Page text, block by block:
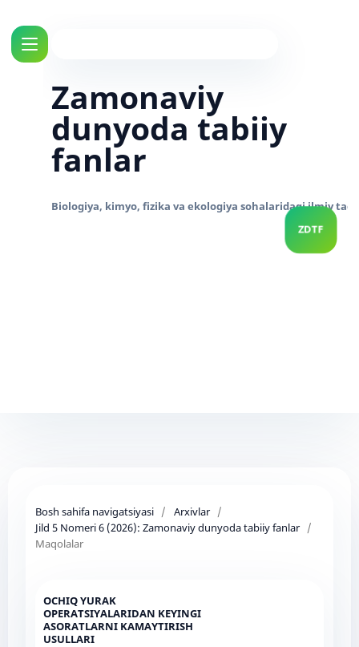
Zamonaviy
dunyoda tabiiy
fanlar
Bosh sahifa navigatsiyasi / Arxivlar /
Jild 5 Nomeri 6 (2026): Zamonaviy dunyoda tabiiy fanlar /
Maqolalar
OCHIQ YURAK
OPERATSIYALARIDAN KEYINGI
ASORATLARNI KAMAYTIRISH
USULLARI